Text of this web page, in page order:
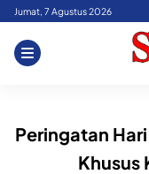
Skip
content
Jumat, 7 Agustus 2026
Peringatan
Khusus